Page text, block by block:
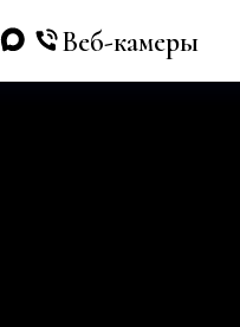
Веб-камеры